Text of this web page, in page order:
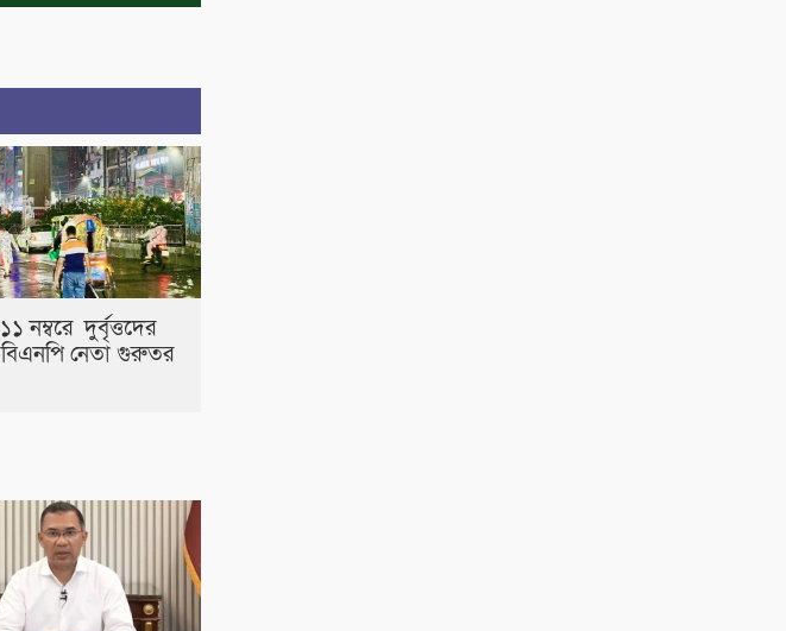
নম্বরে দুর্বৃত্তদের
নেতা গুরুতর